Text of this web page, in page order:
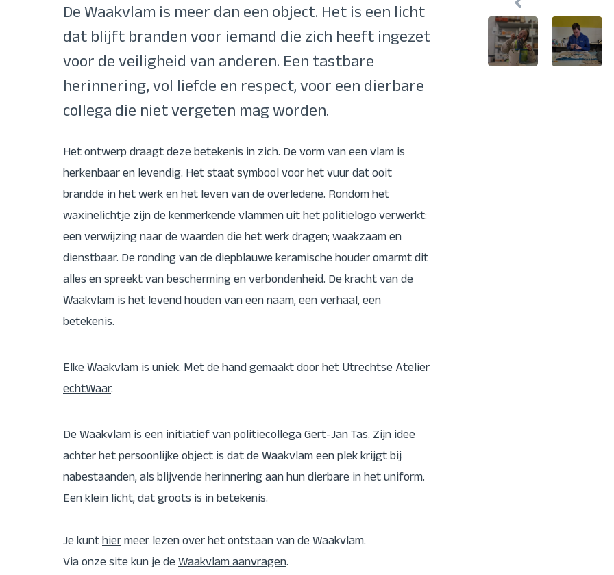
Een item intro tekst. Lorem
libero, interdum sed blandit
Een item intro tekst. Lorem
libero, interdum sed blandit
De Waakvlam is meer dan een object. Het is een licht
dat blijft branden voor iemand die zich heeft ingezet
voor de veiligheid van anderen. Een tastbare
herinnering, vol liefde en respect, voor een dierbare
collega die niet vergeten mag worden.
Het ontwerp draagt deze betekenis in zich. De vorm van een vlam is
herkenbaar en levendig. Het staat symbool voor het vuur dat ooit
brandde in het werk en het leven van de overledene. Rondom het
waxinelichtje zijn de kenmerkende vlammen uit het politielogo verwerkt:
een verwijzing naar de waarden die het werk dragen; waakzaam en
dienstbaar. De ronding van de diepblauwe keramische houder omarmt dit
alles en spreekt van bescherming en verbondenheid. De kracht van de
Waakvlam is het levend houden van een naam, een verhaal, een
betekenis.
Elke Waakvlam is uniek. Met de hand gemaakt door het UtrechtseAtelier
echtWaar.
De Waakvlam is een initiatief van politiecollega Gert-Jan Tas. Zijn idee
achter het persoonlijke object is dat de Waakvlam een plek krijgt bij
nabestaanden, als blijvende herinnering aan hun dierbare in het uniform.
Een klein licht, dat groots is in betekenis.
Je kunthiermeer lezen over het ontstaan van de Waakvlam.
Via onze site kun je deWaakvlam aanvragen.